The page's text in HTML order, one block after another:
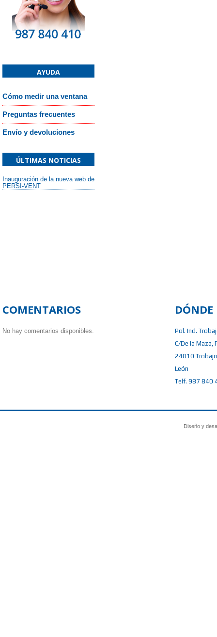
AYUDA
Cómo medir una ventana
Preguntas frecuentes
Envío y devoluciones
ÚLTIMAS NOTICIAS
Inauguración de la nueva web de
PERSI-VENT
COMENTARIOS
No hay comentarios disponibles.
DÓNDE
Pol. Ind.
C/De la Maza,
24010
León
Telf. 987 840
Diseño y